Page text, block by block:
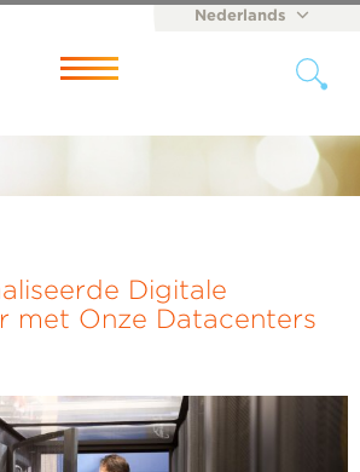
Nederlands
Menu
Digitale
met Onze Datacenters